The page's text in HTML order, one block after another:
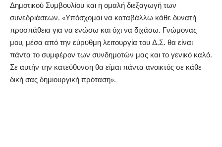
Δημοτικού Συμβουλίου και η ομαλή διεξαγωγή των
συνεδριάσεων. «Υπόσχομαι να καταβάλλω κάθε δυνατή
προσπάθεια για να ενώσω και όχι να διχάσω. Γνώμονας
μου, μέσα από την εύρυθμη λειτουργία του Δ.Σ. θα είναι
πάντα το συμφέρον των συνδημοτών μας και το γενικό καλό.
Σε αυτήν την κατεύθυνση θα είμαι πάντα ανοικτός σε κάθε
δική σας δημιουργική πρόταση».